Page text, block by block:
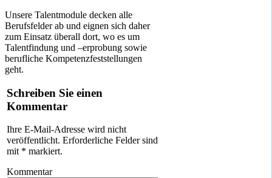
Unsere Talentmodule decken alle
Berufsfelder ab und eignen sich daher
zum Einsatz überall dort, wo es um
Talentfindung und –erprobung sowie
berufliche Kompetenzfeststellungen
geht.
Schreiben Sie einen
Kommentar
Ihre E-Mail-Adresse wird nicht
veröffentlicht. Erforderliche Felder sind
mit * markiert.
Kommentar